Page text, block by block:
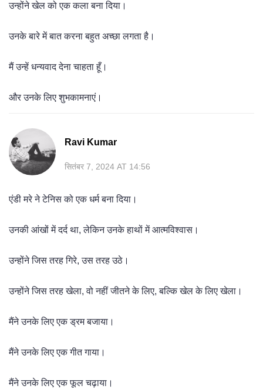
उन्होंने खेल को एक कला बना दिया।
उनके बारे में बात करना बहुत अच्छा लगता है।
मैं उन्हें धन्यवाद देना चाहता हूँ।
और उनके लिए शुभकामनाएं।
Ravi Kumar
सितंबर 7, 2024 AT 14:56
एंडी मरे ने टेनिस को एक धर्म बना दिया।
उनकी आंखों में दर्द था, लेकिन उनके हाथों में आत्मविश्वास।
उन्होंने जिस तरह गिरे, उस तरह उठे।
उन्होंने जिस तरह खेला, वो नहीं जीतने के लिए, बल्कि खेल के लिए खेला।
मैंने उनके लिए एक ड्रम बजाया।
मैंने उनके लिए एक गीत गाया।
मैंने उनके लिए एक फूल चढ़ाया।